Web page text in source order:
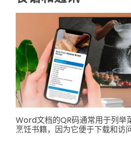
Word文档的QR码通常用于列举
烹饪书籍，因为它便于下载和访问